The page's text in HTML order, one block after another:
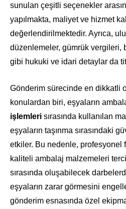
sunulan çeşitli seçenekler
yapılmakta, maliyet ve hizmet
değerlendirilmektedir. Ayrıca,
düzenlemeler, gümrük vergileri,
gibi hukuki ve idari detaylar da
Gönderim sürecinde en dikkatli
konulardan biri, eşyaların
işlemleri sırasında kullanılan
eşyaların taşınma sırasındaki
etkiler. Bu nedenle, profesyonel
kaliteli ambalaj malzemeleri
sırasında oluşabilecek
eşyaların zarar görmesini
gönderim esnasında özel